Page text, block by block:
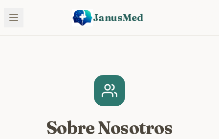
JanusMed
Sobre Nosotros